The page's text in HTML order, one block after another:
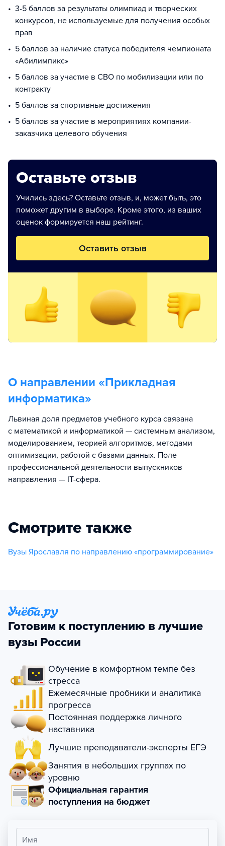
3-5 баллов за результаты олимпиад и творческих
конкурсов, не используемые для получения особых
прав
5 баллов за наличие статуса победителя чемпионата
«Абилимпикс»
5 баллов за участие в СВО по мобилизации или по
контракту
5 баллов за спортивные достижения
5 баллов за участие в мероприятиях компании-
заказчика целевого обучения
Оставьте отзыв
Учились здесь? Оставьте отзыв, и, может быть, это
поможет другим в выборе. Кроме этого, из ваших
оценок формируется наш рейтинг.
Оставить отзыв
О направлении «Прикладная
информатика»
Львиная доля предметов учебного курса связана
с математикой и информатикой — системным анализом,
моделированием, теорией алгоритмов, методами
оптимизации, работой с базами данных. Поле
профессиональной деятельности выпускников
направления — IT-сфера.
Смотрите также
Вузы Ярославля по направлению «программирование»
Готовим к поступлению в лучшие
вузы России
Обучение в комфортном темпе без
стресса
Ежемесячные пробники и аналитика
прогресса
Постоянная поддержка личного
наставника
Лучшие преподаватели-эксперты ЕГЭ
Занятия в небольших группах по
уровню
Официальная гарантия
поступления на бюджет
Имя